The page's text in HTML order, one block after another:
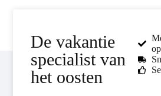
De vakantie
specialist van
het oosten